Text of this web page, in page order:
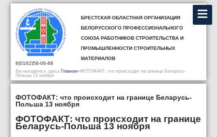
Брестская областная организация
Белорусского профессионального
союза работников строительства и
промышленности строительных
материалов
Вы находитесь здесь: Главная»ФОТОФАКТ: что происходит на границе Беларусь-
Польша 13 ноября
8(0162)58-06-88
ФОТОФАКТ: что происходит на границе Беларусь-
Польша 13 ноября
ФОТОФАКТ: что происходит на границе
Беларусь-Польша 13 ноября